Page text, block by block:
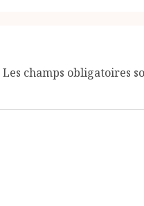
Les champs obligatoires